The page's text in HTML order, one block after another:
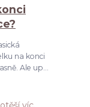
na konci
Ale up...